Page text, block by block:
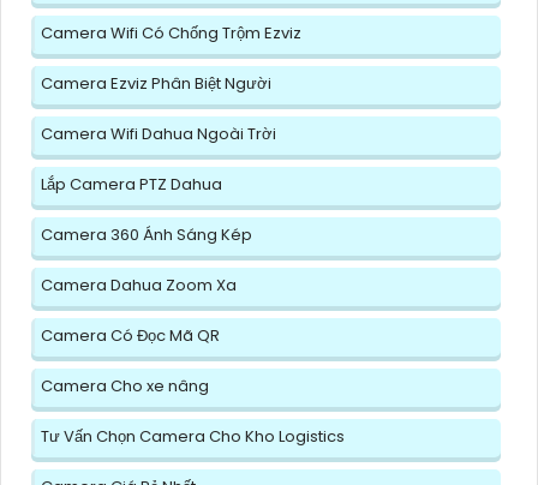
Camera Wifi Có Chống Trộm Ezviz
Camera Ezviz Phân Biệt Người
Camera Wifi Dahua Ngoài Trời
Lắp Camera PTZ Dahua
Camera 360 Ánh Sáng Kép
Camera Dahua Zoom Xa
Camera Có Đọc Mã QR
Camera Cho xe nâng
Tư Vấn Chọn Camera Cho Kho Logistics